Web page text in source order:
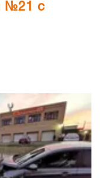
№21 с